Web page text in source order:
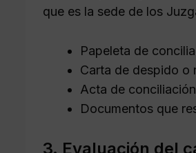
que es la sede de los
Papeleta de
Carta de despido o
Acta de
Documentos que
3. Evaluación del